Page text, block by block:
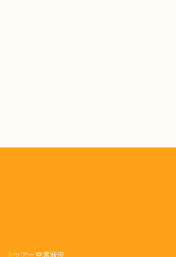
ツアー空席状況